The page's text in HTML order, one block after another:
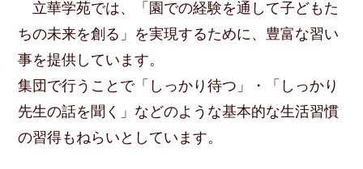
立華学苑では、「園での経験を通して子どもた
ちの未来を創る」を実現するために、豊富な習い
事を提供しています。
集団で行うことで「しっかり待つ」・「しっかり
先生の話を聞く」などのような基本的な生活習慣
の習得もねらいとしています。